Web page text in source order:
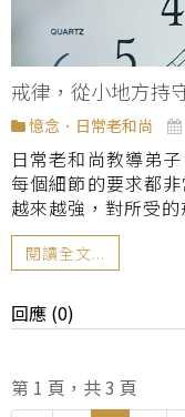
戒律，從小地方持
憶念．日常老和尚
日常老和尚教導弟
每個細節的要求都
越來越強，對所受
閱讀全文...
回應 (0)
第 1 頁，共 3 頁